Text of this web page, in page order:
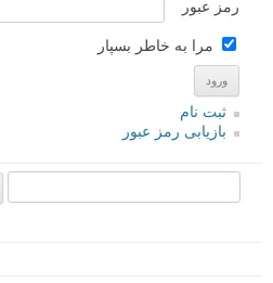
رمز عبور
مرا به خاطر بسپار
ثبت نام
بازیابی رمز عبور